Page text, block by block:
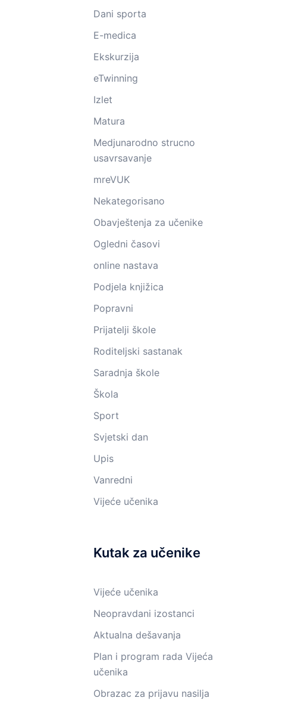
Dani sporta
E-medica
Ekskurzija
eTwinning
Izlet
Matura
Medjunarodno strucno
usavrsavanje
mreVUK
Nekategorisano
Obavještenja za učenike
Ogledni časovi
online nastava
Podjela knjižica
Popravni
Prijatelji škole
Roditeljski sastanak
Saradnja škole
Škola
Sport
Svjetski dan
Upis
Vanredni
Vijeće učenika
Kutak za učenike
Vijeće učenika
Neopravdani izostanci
Aktualna dešavanja
Plan i program rada Vijeća
učenika
Obrazac za prijavu nasilja